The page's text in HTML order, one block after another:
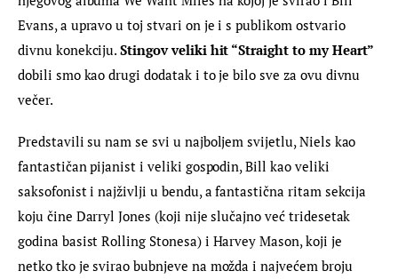
Evans, a upravo u toj stvari on je i s publikom ostvario
divnu konekciju. Stingov veliki hit “Straight to my Heart”
dobili smo kao drugi dodatak i to je bilo sve za ovu divnu
večer.
Predstavili su nam se svi u najboljem svijetlu, Niels kao
fantastičan pijanist i veliki gospodin, Bill kao veliki
saksofonist i najživlji u bendu, a fantastična ritam sekcija
koju čine Darryl Jones (koji nije slučajno već tridesetak
godina basist Rolling Stonesa) i Harvey Mason, koji je
netko tko je svirao bubnjeve na možda i najvećem broju